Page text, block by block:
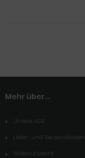
Mehr über...
Unsere AGB
Liefer- und Versandkosten
Widerrufsrecht